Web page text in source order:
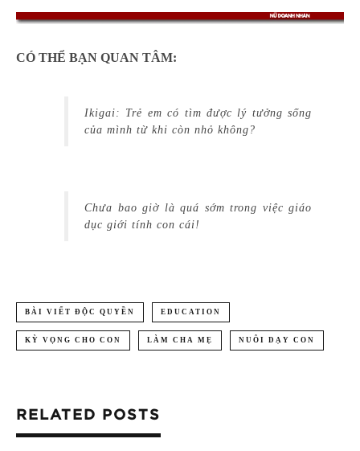
CÓ THỂ BẠN QUAN TÂM:
Ikigai: Trẻ em có tìm được lý tưởng sống
của mình từ khi còn nhỏ không?
Chưa bao giờ là quá sớm trong việc giáo
dục giới tính con cái!
BÀI VIẾT ĐỘC QUYỀN EDUCATION
KỲ VỌNG CHO CON LÀM CHA MẸ NUÔI DẠY CON
RELATED POSTS